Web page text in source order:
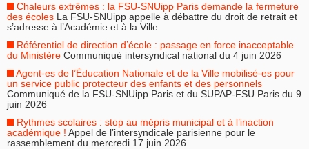
Chaleurs extrêmes : la FSU-SNUipp Paris demande la fermeture
des écoles La FSU-SNUipp appelle à débattre du droit de retrait et
s’adresse à l’Académie et à la Ville
Référentiel de direction d’école : passage en force inacceptable
du Ministère Communiqué intersyndical national du 4 juin 2026
Agent-es de l’Éducation Nationale et de la Ville mobilisé-es pour
un service public protecteur des enfants et des personnels
Communiqué de la FSU-SNUipp Paris et du SUPAP-FSU Paris du 9
juin 2026
Rythmes scolaires : stop au mépris municipal et à l’inaction
académique ! Appel de l’intersyndicale parisienne pour le
rassemblement du mercredi 17 juin 2026